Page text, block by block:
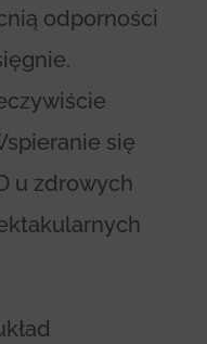
odporności
się
u zdrowych